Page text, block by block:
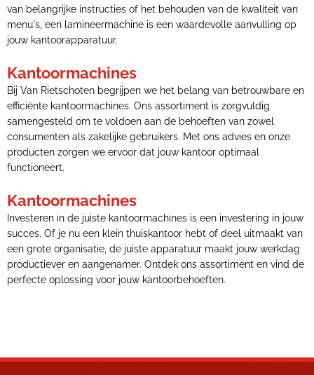
van belangrijke instructies of het behouden van de kwaliteit van
menu's, een lamineermachine is een waardevolle aanvulling op
jouw kantoorapparatuur.
Kantoormachines
Bij Van Rietschoten begrijpen we het belang van betrouwbare en
efficiënte kantoormachines. Ons assortiment is zorgvuldig
samengesteld om te voldoen aan de behoeften van zowel
consumenten als zakelijke gebruikers. Met ons advies en onze
producten zorgen we ervoor dat jouw kantoor optimaal
functioneert.
Kantoormachines
Investeren in de juiste kantoormachines is een investering in jouw
succes. Of je nu een klein thuiskantoor hebt of deel uitmaakt van
een grote organisatie, de juiste apparatuur maakt jouw werkdag
productiever en aangenamer. Ontdek ons assortiment en vind de
perfecte oplossing voor jouw kantoorbehoeften.